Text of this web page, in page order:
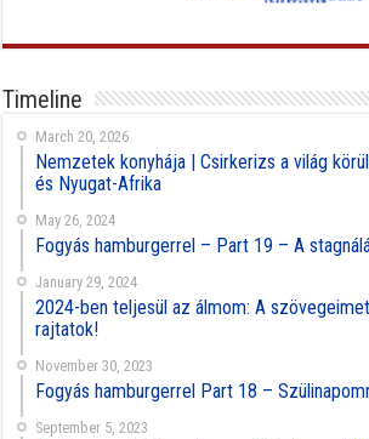
Timeline
March 20, 2026
Nemzetek konyhája | Csirkerizs a világ
és Nyugat-Afrika
May 26, 2024
Fogyás hamburgerrel – Part 19 – A
January 29, 2024
2024-ben teljesül az álmom: A
rajtatok!
November 30, 2023
Fogyás hamburgerrel Part 18 –
September 5, 2023